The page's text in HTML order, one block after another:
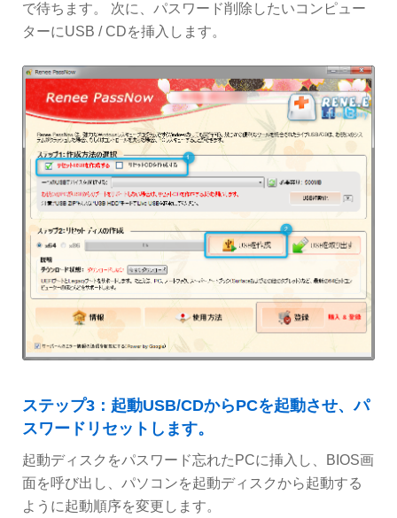
で待ちます。 次に、パスワード削除したいコンピュー
ターにUSB / CDを挿入します。
ステップ3：起動USB/CDからPCを起動させ、パ
スワードリセットします。
起動ディスクをパスワード忘れたPCに挿入し、BIOS画
面を呼び出し、パソコンを起動ディスクから起動する
ように起動順序を変更します。